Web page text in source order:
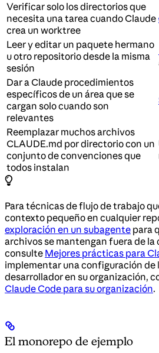
Verificar solo los directorios que
necesita una tarea cuando Claude
crea un worktree
Leer y editar un paquete hermano
u otro repositorio desde la misma
sesión
Dar a Claude procedimientos
específicos de un área que se
cargan solo cuando son
relevantes
Reemplazar muchos archivos
CLAUDE.md por directorio con un
conjunto de convenciones que
todos instalan
Para técnicas de flujo de trabajo
contexto pequeño en cualquier
exploración en un subagente para
archivos se mantengan fuera de
consulte Mejores prácticas para
implementar una configuración de
desarrollador en su organización,
Claude Code para su organización.
El monorepo de ejemplo